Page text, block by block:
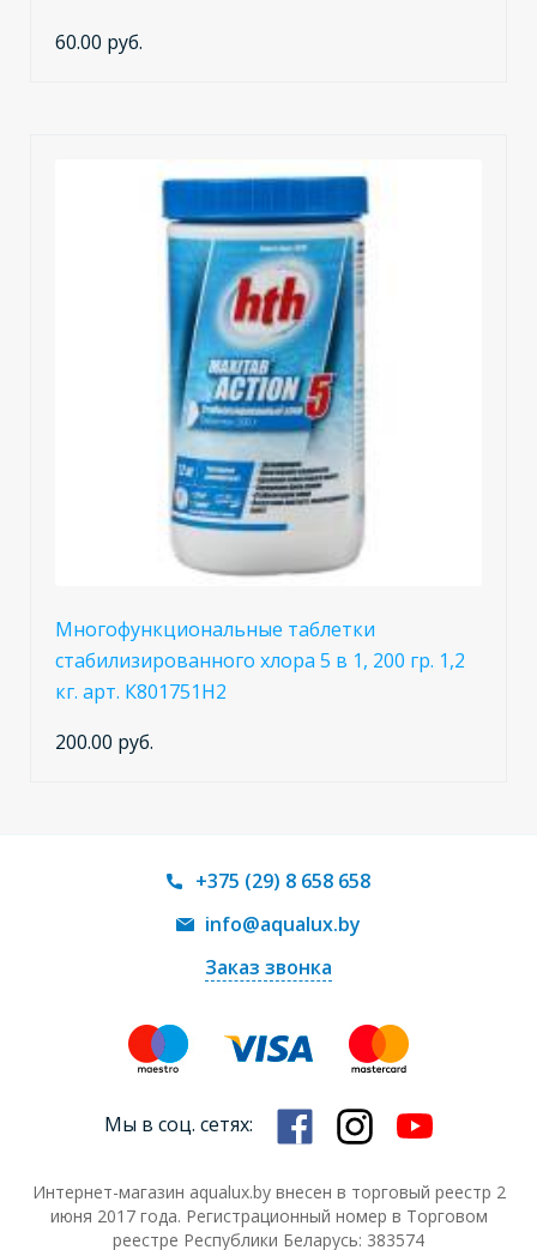
60.00 руб.
Многофункциональные таблетки
стабилизированного хлора 5 в 1, 200 гр. 1,2
кг. арт. К801751Н2
200.00 руб.
+375 (29) 8 658 658
info@aqualux.by
Заказ звонка
Мы в соц. сетях:
Интернет-магазин aqualux.by внесен в торговый реестр 2
июня 2017 года. Регистрационный номер в Торговом
реестре Республики Беларусь: 383574